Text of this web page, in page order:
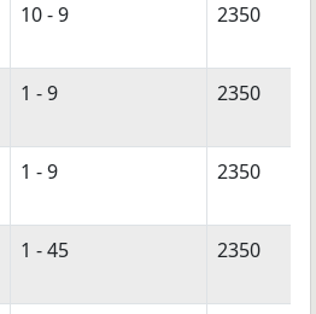
10 - 9 2350
1 - 9 2350
1 - 9 2350
1 - 45 2350